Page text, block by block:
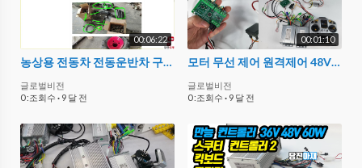
00:06:22
농상용 전동차 전동운반차 구르마수레 만들기 하우스 축사 공사용자재운반용 자가수리용이 용접만 할줄알면됨
글로벌비전
0 :조회수 · 9 달 전
00:01:10
모터 무선 제어 원격제어 48V36V 당진아재 스타트업 정부지원사업 고등학교교구
글로벌비전
0 :조회수 · 9 달 전